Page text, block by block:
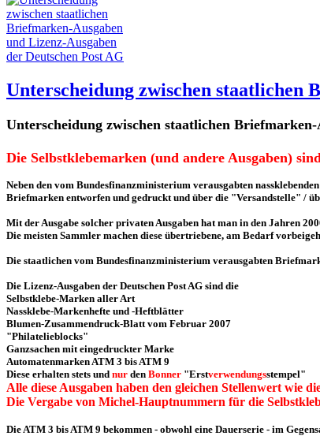
Unterscheidung zwischen staatlichen
Unterscheidung zwischen staatlichen
Die Selbstklebemarken (und andere Ausgaben)
Neben den vom Bundesfinanzministerium verausgabten
Briefmarken entworfen und gedruckt und über die "Versandstelle" /
Mit der Ausgabe solcher privaten Ausgaben hat man in den Jahren
Die meisten Sammler machen diese übertriebene, am Bedarf
Die staatlichen vom Bundesfinanzministerium verausgabten
Die Lizenz-Ausgaben der Deutschen Post AG sind die
Selbstklebe-Marken aller Art
Nassklebe-Markenhefte und -Heftblätter
Blumen-Zusammendruck-Blatt vom Februar 2007
"Philatelieblocks"
Ganzsachen mit eingedruckter Marke
Automatenmarken ATM 3 bis ATM 9
Diese erhalten stets und nur den Bonner "Erstverwendungsstempel"
Alle diese Ausgaben haben den gleichen Stellenwert wie
Die Vergabe von Michel-Hauptnummern für die
Die ATM 3 bis ATM 9 bekommen - obwohl eine Dauerserie - im